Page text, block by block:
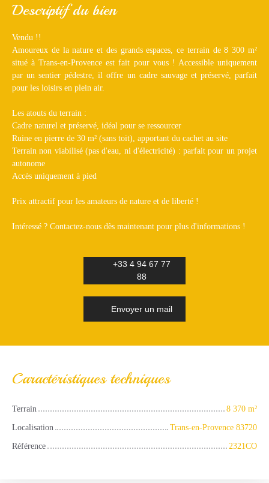
Descriptif du bien
Vendu !!
Amoureux de la nature et des grands espaces, ce terrain de 8 300 m²
situé à Trans-en-Provence est fait pour vous ! Accessible uniquement
par un sentier pédestre, il offre un cadre sauvage et préservé, parfait
pour les loisirs en plein air.
Les atouts du terrain :
Cadre naturel et préservé, idéal pour se ressourcer
Ruine en pierre de 30 m² (sans toit), apportant du cachet au site
Terrain non viabilisé (pas d'eau, ni d'électricité) : parfait pour un projet
autonome
Accès uniquement à pied
Prix attractif pour les amateurs de nature et de liberté !
Intéressé ? Contactez-nous dès maintenant pour plus d'informations !
+33 4 94 67 77
88
Envoyer un mail
Caractéristiques techniques
Terrain 8 370 m²
Localisation
Trans-en-Provence 83720
Référence
2321CO